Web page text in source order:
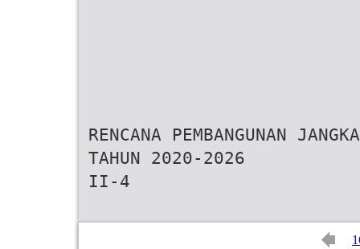
RENCANA PEMBANGUNAN
TAHUN 2020-2026
II-4